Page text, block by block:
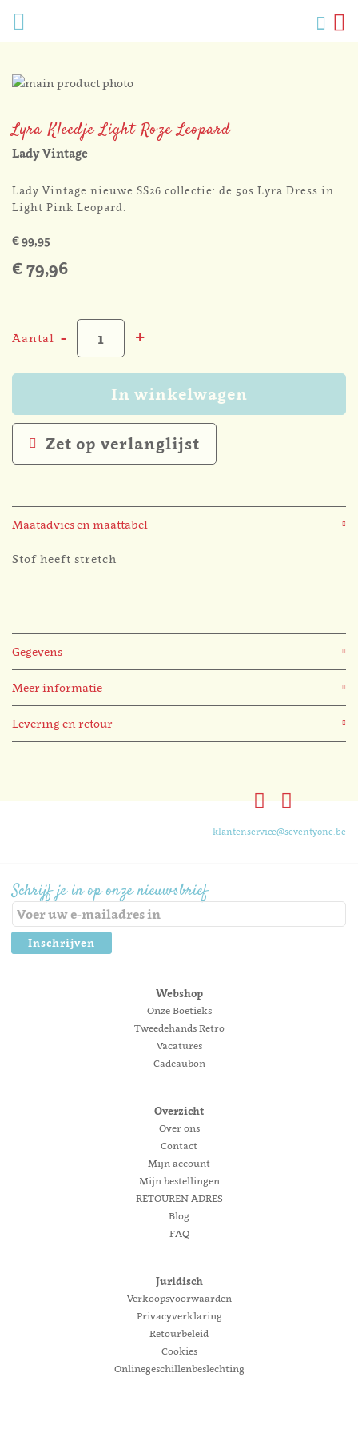
Zoek
Lyra Kleedje Light Roze Leopard
Lady Vintage
Lady Vintage nieuwe SS26 collectie: de 50s Lyra Dress in
Light Pink Leopard.
€ 99,95
€ 79,96
Aantal - +
In winkelwagen
Zet op verlanglijst
Maatadvies en maattabel
Stof heeft stretch
Gegevens
Meer informatie
Levering en retour
Ga
einde
van
afbeeldingen-
gallerij
het
begin
de
afbeeldingen-
Schrijf je in op onze nieuwsbrief
Inschrijven
klantenservice@seventyone.be
Webshop
Onze Boetieks
Tweedehands Retro
Vacatures
Cadeaubon
Overzicht
Over ons
Contact
Mijn account
Mijn bestellingen
RETOUREN ADRES
Blog
FAQ
Juridisch
Verkoopsvoorwaarden
Privacyverklaring
Retourbeleid
Cookies
Onlinegeschillenbeslechting